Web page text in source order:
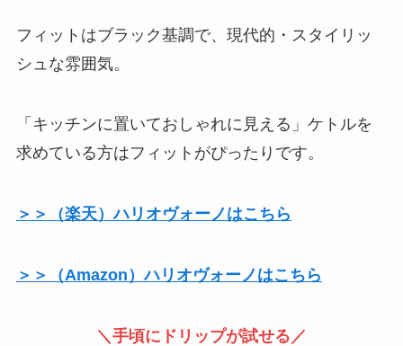
フィットはブラック基調で、現代的・スタイリッ
シュな雰囲気。
「キッチンに置いておしゃれに見える」ケトルを
求めている方はフィットがぴったりです。
＞＞（楽天）ハリオヴォーノはこちら
＞＞（Amazon）ハリオヴォーノはこちら
＼手頃にドリップが試せる／